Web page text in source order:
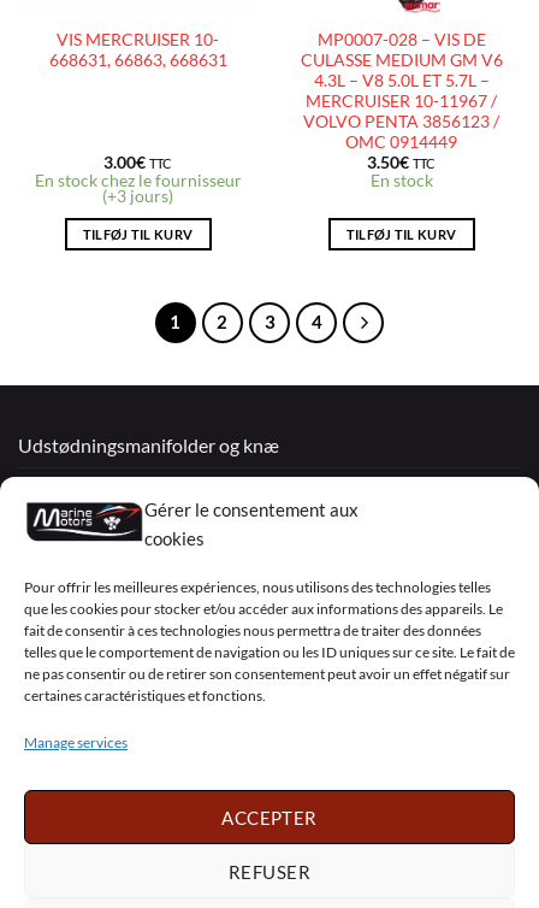
Gérer le consentement aux
cookies
Pour offrir les meilleures expériences, nous utilisons des technologies telles
que les cookies pour stocker et/ou accéder aux informations des appareils. Le
fait de consentir à ces technologies nous permettra de traiter des données
telles que le comportement de navigation ou les ID uniques sur ce site. Le fait de
ne pas consentir ou de retirer son consentement peut avoir un effet négatif sur
certaines caractéristiques et fonctions.
Manage services
ACCEPTER
REFUSER
VIS MERCRUISER 10-
668631, 66863, 668631
3.00€ TTC
En stock chez le fournisseur
(+3 jours)
TILFØJ TIL KURV
MP0007-028 – VIS DE
CULASSE MEDIUM GM V6
4.3L – V8 5.0L ET 5.7L –
MERCRUISER 10-11967 /
VOLVO PENTA 3856123 /
OMC 0914449
3.50€ TTC
En stock
TILFØJ TIL KURV
1 2 3 4
Udstødningsmanifolder og knæ
Mercruiser
VOLVO PENTA / OMC
My Account